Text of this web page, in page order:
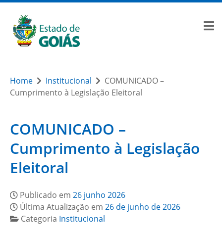
Home Institucional
COMUNICADO –
Cumprimento à Legislação Eleitoral
COMUNICADO –
Cumprimento à Legislação
Eleitoral
Publicado em 26 junho 2026
Última Atualização em 26 de junho de 2026
Categoria Institucional